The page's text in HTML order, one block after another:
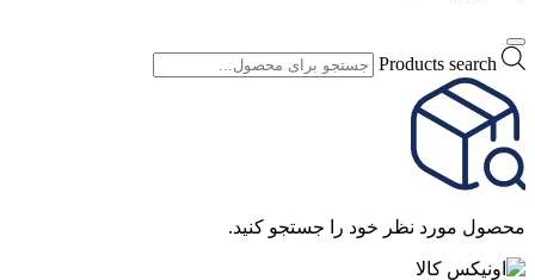
Products search
محصول مورد نظر خود را جستجو کنید.